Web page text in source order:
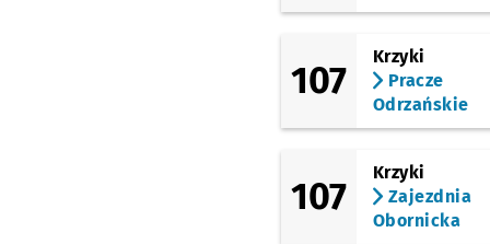
107
Krzyki
Pracze
Odrzańskie
107
Krzyki
Zajezdnia
Obornicka